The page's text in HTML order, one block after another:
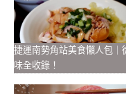
捷運南勢角站美食懶人包｜
味全收錄！